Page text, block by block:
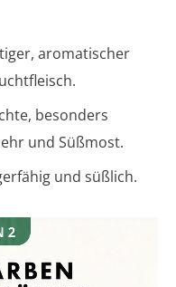
aromatischer
besonders
und Süßmost.
und süßlich.